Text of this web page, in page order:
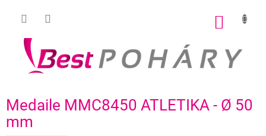
Medaile MMC8450 ATLETIKA - Ø 50
mm